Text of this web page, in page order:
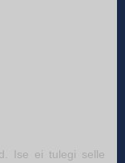
Ise ei tulegi selle